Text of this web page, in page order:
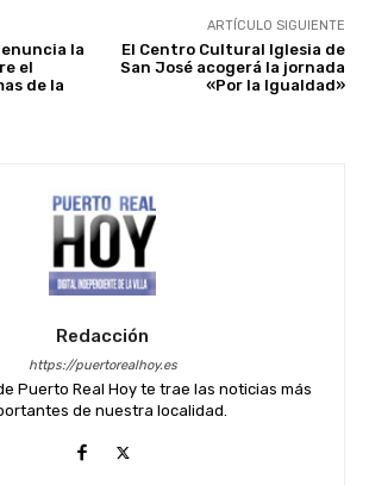
la
el
de la
ARTÍCULO SIGUIENTE
El Centro Cultural Iglesia de
San José acogerá la jornada
«Por la Igualdad»
Redacción
https://puertorealhoy.es
Puerto Real Hoy te trae las noticias más
de nuestra localidad.